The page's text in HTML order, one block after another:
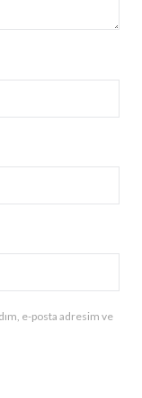
e-posta adresim ve